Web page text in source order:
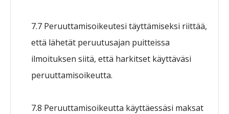
7.7 Peruuttamisoikeutesi täyttämiseksi riittää,
että lähetät peruutusajan puitteissa
ilmoituksen siitä, että harkitset käyttäväsi
peruuttamisoikeutta.
7.8 Peruuttamisoikeutta käyttäessäsi maksat